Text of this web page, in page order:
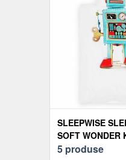
SLEEPWISE
SOFT WONDER
EDITION,
5 produse